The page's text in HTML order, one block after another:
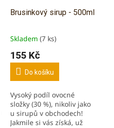
Brusinkový sirup - 500ml
Průměrné
hodnocení
produktu
5,0
5
hvězdiček.
Skladem (7 ks)
155 Kč
Do košíku
Vysoký podíl ovocné
složky (30 %), nikoliv jako
u sirupů v obchodech!
Jakmile si vás získá, už